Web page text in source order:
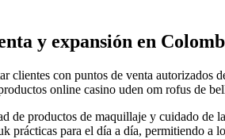
y expansión en
clientes con puntos de venta autorizados
online casino uden om rofus de
de productos de maquillaje y cuidado de
prácticas para el día a día, permitiendo a